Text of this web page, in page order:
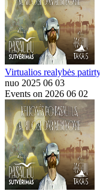
Virtualios realybės
nuo 2025 06 03
Events on 2026 06 02